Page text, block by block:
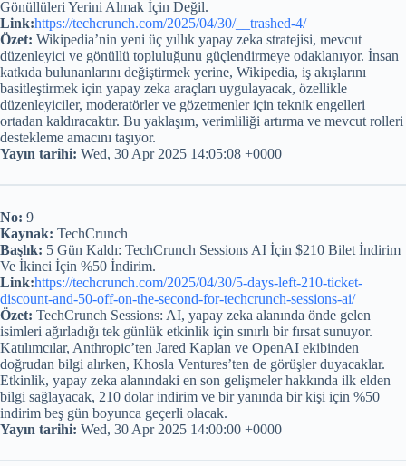
Gönüllüleri Yerini Almak İçin Değil.
Link:https://techcrunch.com/2025/04/30/__trashed-4/
Özet: Wikipedia’nin yeni üç yıllık yapay zeka stratejisi, mevcut
düzenleyici ve gönüllü topluluğunu güçlendirmeye odaklanıyor. İnsan
katkıda bulunanlarını değiştirmek yerine, Wikipedia, iş akışlarını
basitleştirmek için yapay zeka araçları uygulayacak, özellikle
düzenleyiciler, moderatörler ve gözetmenler için teknik engelleri
ortadan kaldıracaktır. Bu yaklaşım, verimliliği artırma ve mevcut rolleri
destekleme amacını taşıyor.
Yayın tarihi: Wed, 30 Apr 2025 14:05:08 +0000
No: 9
Kaynak: TechCrunch
Başlık: 5 Gün Kaldı: TechCrunch Sessions AI İçin $210 Bilet İndirim
Ve İkinci İçin %50 İndirim.
Link:https://techcrunch.com/2025/04/30/5-days-left-210-ticket-
discount-and-50-off-on-the-second-for-techcrunch-sessions-ai/
Özet: TechCrunch Sessions: AI, yapay zeka alanında önde gelen
isimleri ağırladığı tek günlük etkinlik için sınırlı bir fırsat sunuyor.
Katılımcılar, Anthropic’ten Jared Kaplan ve OpenAI ekibinden
doğrudan bilgi alırken, Khosla Ventures’ten de görüşler duyacaklar.
Etkinlik, yapay zeka alanındaki en son gelişmeler hakkında ilk elden
bilgi sağlayacak, 210 dolar indirim ve bir yanında bir kişi için %50
indirim beş gün boyunca geçerli olacak.
Yayın tarihi: Wed, 30 Apr 2025 14:00:00 +0000